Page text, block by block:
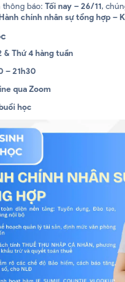
thông báo: Tối nay – 26/11,
chính nhân sự tổng hợp –
& Thứ 4 hàng tuần
– 21h30
qua Zoom
học